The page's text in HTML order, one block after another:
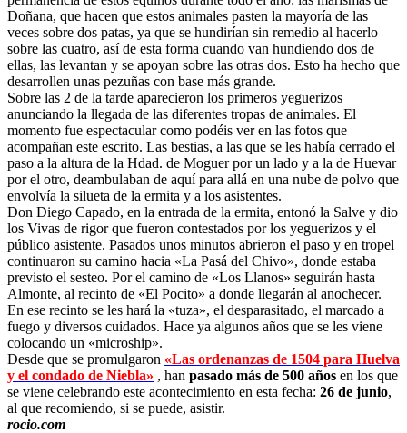
Doñana, que hacen que estos animales pasten la mayoría de las
veces sobre dos patas, ya que se hundirían sin remedio al hacerlo
sobre las cuatro, así de esta forma cuando van hundiendo dos de
ellas, las levantan y se apoyan sobre las otras dos. Esto ha hecho que
desarrollen unas pezuñas con base más grande.
Sobre las 2 de la tarde aparecieron los primeros yeguerizos
anunciando la llegada de las diferentes tropas de animales. El
momento fue espectacular como podéis ver en las fotos que
acompañan este escrito. Las bestias, a las que se les había cerrado el
paso a la altura de la Hdad. de Moguer por un lado y a la de Huevar
por el otro, deambulaban de aquí para allá en una nube de polvo que
envolvía la silueta de la ermita y a los asistentes.
Don Diego Capado, en la entrada de la ermita, entonó la Salve y dio
los Vivas de rigor que fueron contestados por los yeguerizos y el
público asistente. Pasados unos minutos abrieron el paso y en tropel
continuaron su camino hacia «La Pasá del Chivo», donde estaba
previsto el sesteo. Por el camino de «Los Llanos» seguirán hasta
Almonte, al recinto de «El Pocito» a donde llegarán al anochecer.
En ese recinto se les hará la «tuza», el desparasitado, el marcado a
fuego y diversos cuidados. Hace ya algunos años que se les viene
colocando un «microship».
Desde que se promulgaron «Las ordenanzas de 1504 para Huelva
y el condado de Niebla» , han pasado más de 500 años en los que
se viene celebrando este acontecimiento en esta fecha: 26 de junio,
al que recomiendo, si se puede, asistir.
rocio.com